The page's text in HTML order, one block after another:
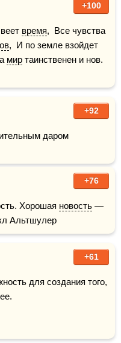
+100
время,  Все чувства
,  И по земле взойдет
мир таинственен и нов.
+92
даром
+76
Хорошая новость —
Альтшулер
+61
для создания того,